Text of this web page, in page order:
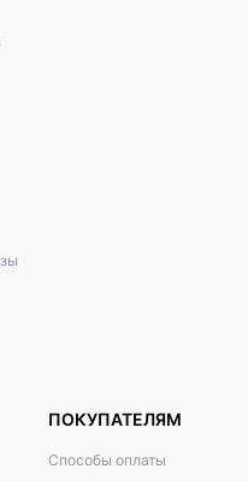
ПОКУПАТЕЛЯМ
Способы оплаты